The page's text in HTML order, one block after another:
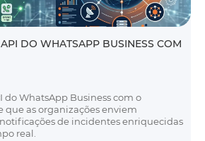
DO WHATSAPP BUSINESS COM
do WhatsApp Business com o
que as organizações enviem
de incidentes enriquecidas
real.